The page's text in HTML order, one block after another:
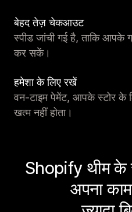
बेहद तेज़ चेकआउट
स्पीड जांची गई है, ताकि
कर सकें।
हमेशा के लिए रखें
वन-टाइम पेमेंट, आपके स्टोर के
खत्म नहीं होता।
Shopify थीम के
अपना